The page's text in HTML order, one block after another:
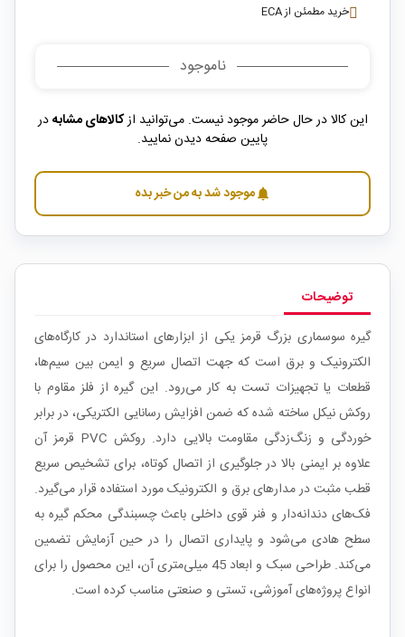
خرید مطمئن از ECA
ناموجود
این کالا در حال حاضر موجود نیست. می‌توانید ازکالاهای مشابهدر
پایین صفحه دیدن نمایید.
notificationsموجود شد به من خبر بده
توضیحات
گیره سوسماری بزرگ قرمز یکی از ابزارهای استاندارد در کارگاه‌های
الکترونیک و برق است که جهت اتصال سریع و ایمن بین سیم‌ها،
قطعات یا تجهیزات تست به کار می‌رود. این گیره از فلز مقاوم با
روکش نیکل ساخته شده که ضمن افزایش رسانایی الکتریکی، در برابر
خوردگی و زنگ‌زدگی مقاومت بالایی دارد. روکش PVC قرمز آن
علاوه بر ایمنی بالا در جلوگیری از اتصال کوتاه، برای تشخیص سریع
قطب مثبت در مدارهای برق و الکترونیک مورد استفاده قرار می‌گیرد.
فک‌های دندانه‌دار و فنر قوی داخلی باعث چسبندگی محکم گیره به
سطح هادی می‌شود و پایداری اتصال را در حین آزمایش تضمین
می‌کند. طراحی سبک و ابعاد 45 میلی‌متری آن، این محصول را برای
انواع پروژه‌های آموزشی، تستی و صنعتی مناسب کرده است.